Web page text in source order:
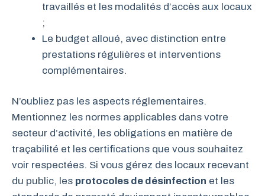
travaillés et les modalités d’accès aux locaux
;
Le budget alloué, avec distinction entre
prestations régulières et interventions
complémentaires.
N’oubliez pas les aspects réglementaires.
Mentionnez les normes applicables dans votre
secteur d’activité, les obligations en matière de
traçabilité et les certifications que vous souhaitez
voir respectées. Si vous gérez des locaux recevant
du public, les protocoles de désinfection et les